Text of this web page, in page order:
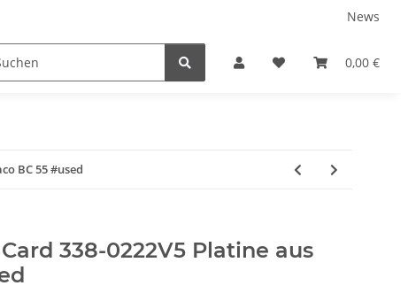
News
0,00 €
BC 55 #used
338-0222V5 Platine aus